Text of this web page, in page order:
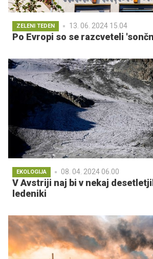
ZELENI TEDEN 13. 06. 2024 15.04
Po Evropi so se razcveteli
EKOLOGIJA 08. 04. 2024 06.00
V Avstriji naj bi v nekaj
ledeniki